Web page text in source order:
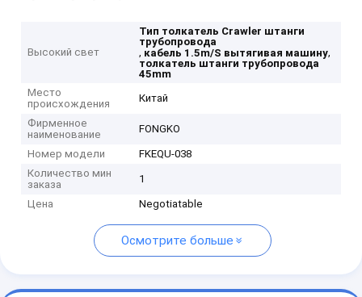
Высокий свет
Тип толкатель Crawler штанги
трубопровода
, кабель 1.5m/S вытягивая машину,
толкатель штанги трубопровода
45mm
Место
происхождения
Китай
Фирменное
наименование
FONGKO
Номер модели
FKEQU-038
Количество мин
заказа
1
Цена Negotiatable
Осмотрите больше